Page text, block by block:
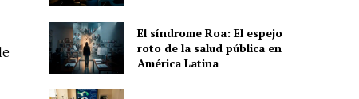
El síndrome Roa: El espejo
roto de la salud pública en
América Latina